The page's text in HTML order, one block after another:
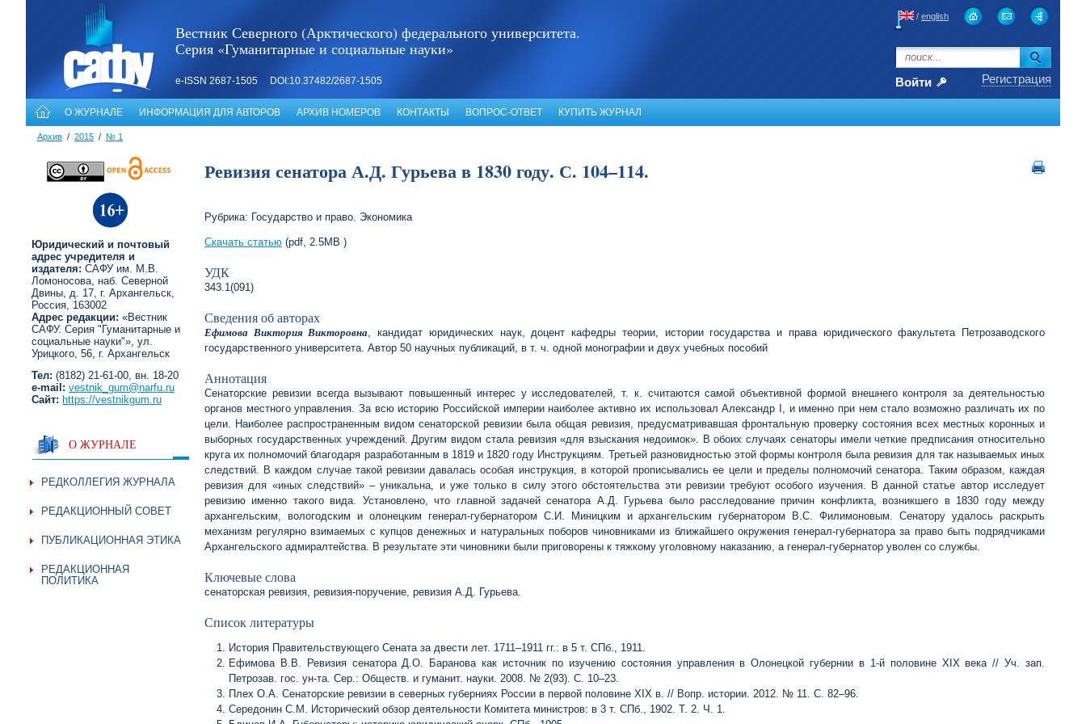
Вестник Северного (Арктического) федерального университета.
Серия «Гуманитарные и социальные науки»
e-ISSN 2687-1505 DOI:10.37482/2687-1505
/ english
Войти Регистрация
О ЖУРНАЛЕ ИНФОРМАЦИЯ ДЛЯ АВТОРОВ АРХИВ НОМЕРОВ КОНТАКТЫ ВОПРОС-ОТВЕТ КУПИТЬ ЖУРНАЛ
Архив / 2015 / № 1
Юридический и почтовый
адрес учредителя и
издателя: САФУ им. М.В.
Ломоносова, наб. Северной
Двины, д. 17, г. Архангельск,
Россия, 163002
Адрес редакции: «Вестник
САФУ. Серия "Гуманитарные и
социальные науки"», ул.
Урицкого, 56, г. Архангельск
Тел: (8182) 21-61-00, вн. 18-20
e-mail: vestnik_gum@narfu.ru
Сайт: https://vestnikgum.ru
О ЖУРНАЛЕ
РЕДКОЛЛЕГИЯ ЖУРНАЛА
РЕДАКЦИОННЫЙ СОВЕТ
ПУБЛИКАЦИОННАЯ ЭТИКА
РЕДАКЦИОННАЯ
ПОЛИТИКА
Ревизия сенатора А.Д. Гурьева в 1830 году. С. 104–114.
Рубрика: Государство и право. Экономика
Скачать статью (pdf, 2.5MB )
УДК
343.1(091)
Сведения об авторах
Ефимова Виктория Викторовна, кандидат юридических наук, доцент кафедры теории, истории государства и права юридического факультета Петрозаводского
государственного университета. Автор 50 научных публикаций, в т. ч. одной монографии и двух учебных пособий
Аннотация
Сенаторские ревизии всегда вызывают повышенный интерес у исследователей, т. к. считаются самой объективной формой внешнего контроля за деятельностью
органов местного управления. За всю историю Российской империи наиболее активно их использовал Алекcандр I, и именно при нем стало возможно различать их по
цели. Наиболее распространенным видом сенаторской ревизии была общая ревизия, предусматривавшая фронтальную проверку состояния всех местных коронных и
выборных государственных учреждений. Другим видом стала ревизия «для взыскания недоимок». В обоих случаях сенаторы имели четкие предписания относительно
круга их полномочий благодаря разработанным в 1819 и 1820 году Инструкциям. Третьей разновидностью этой формы контроля была ревизия для так называемых иных
следствий. В каждом случае такой ревизии давалась особая инструкция, в которой прописывались ее цели и пределы полномочий сенатора. Таким образом, каждая
ревизия для «иных следствий» – уникальна, и уже только в силу этого обстоятельства эти ревизии требуют особого изучения. В данной статье автор исследует
ревизию именно такого вида. Установлено, что главной задачей сенатора А.Д. Гурьева было расследование причин конфликта, возникшего в 1830 году между
архангельским, вологодским и олонецким генерал-губернатором С.И. Миницким и архангельским губернатором В.С. Филимоновым. Сенатору удалось раскрыть
механизм регулярно взимаемых с купцов денежных и натуральных поборов чиновниками из ближайшего окружения генерал-губернатора за право быть подрядчиками
Архангельского адмиралтейства. В результате эти чиновники были приговорены к тяжкому уголовному наказанию, а генерал-губернатор уволен со службы.
Ключевые слова
сенаторская ревизия, ревизия-поручение, ревизия А.Д. Гурьева.
Список литературы
История Правительствующего Сената за двести лет. 1711–1911 гг.: в 5 т. СПб., 1911.
Ефимова В.В. Ревизия сенатора Д.О. Баранова как источник по изучению состояния управления в Олонецкой губернии в 1-й половине XIX века // Уч. зап.
Петрозав. гос. ун-та. Сер.: Обществ. и гуманит. науки. 2008. № 2(93). С. 10–23.
Плех О.А. Сенаторские ревизии в северных губерниях России в первой половине XIX в. // Вопр. истории. 2012. № 11. С. 82–96.
Середонин С.М. Исторический обзор деятельности Комитета министров: в 3 т. СПб., 1902. Т. 2. Ч. 1.